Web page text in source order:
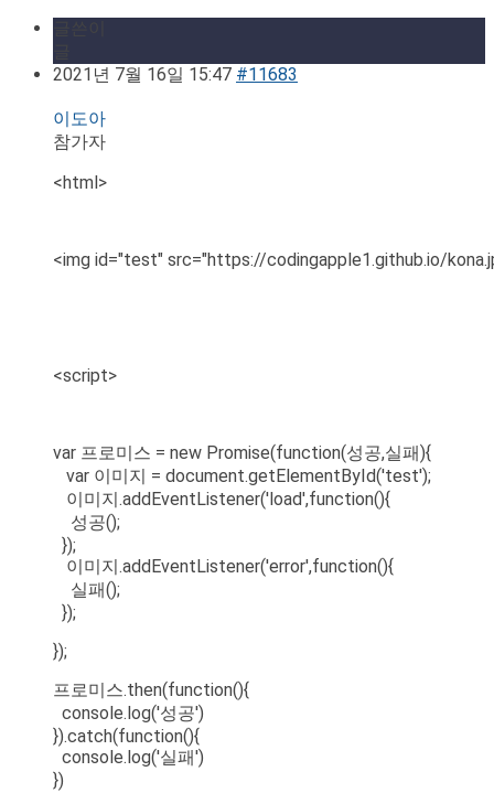
2021년 7월 16일 15:47 #11683
이도아
참가자
<html>
<img id="test" src="https://codingapple1.github.io/
<script>
var 프로미스 = new Promise(function(성공,실패){
var 이미지 = document.getElementById('test');
이미지.addEventListener('load',function(){
성공();
});
이미지.addEventListener('error',function(){
실패();
});
});
프로미스.then(function(){
console.log('성공')
}).catch(function(){
console.log('실패')
})